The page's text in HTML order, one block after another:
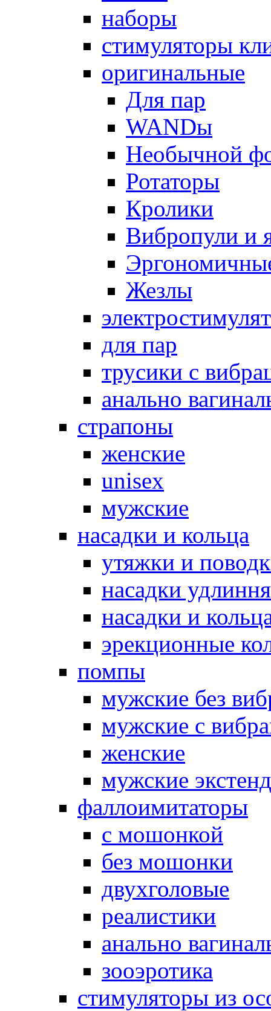
наборы
стимуляторы
оригинальные
Для пар
WANDы
Необычной
Ротаторы
Кролики
Вибропули и
Жезлы
для пар
трусики с
анально
страпоны
женские
unisex
мужские
насадки и кольца
утяжки и
насадки
насадки и
эрекционные
помпы
мужские без
мужские с
женские
мужские
фаллоимитаторы
с мошонкой
без мошонки
двухголовые
реалистики
анально
зооэротика
стимуляторы из